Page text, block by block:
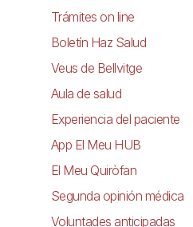
Trámites on line
Boletín Haz Salud
Veus de Bellvitge
Aula de salud
Experiencia del paciente
App El Meu HUB
El Meu Quiròfan
Segunda opinión médica
Voluntades anticipadas